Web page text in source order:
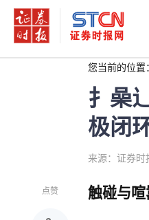
您当前的位置：
扌喿
极闭
来源：证券时
点赞 触碰与